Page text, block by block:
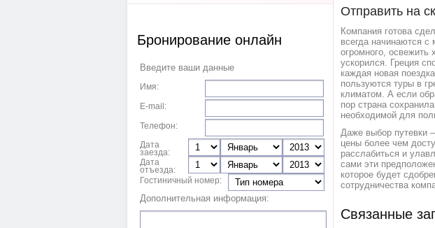
Бронирование онлайн
Введите ваши данные
Имя:
E-mail:
Телефон:
Дата
заезда:
Дата
отъезда:
Гостиничный номер:
Дополнительная информация:
Отправить на
Компания готова
всегда начинаются с
огромного, освежить
ускорился. Греция
каждая новая
пользуются туры в
климатом. А если
пор страна
необходимой для
Даже выбор путевки
цены более чем
расслабиться и
сами эти
которое будет
сотрудничества
Связанные